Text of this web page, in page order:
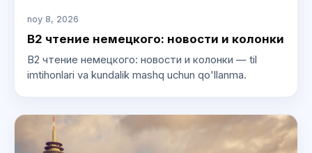
noy 8, 2026
B2 чтение немецкого: новости и колонки
B2 чтение немецкого: новости и колонки — til
imtihonlari va kundalik mashq uchun qo'llanma.